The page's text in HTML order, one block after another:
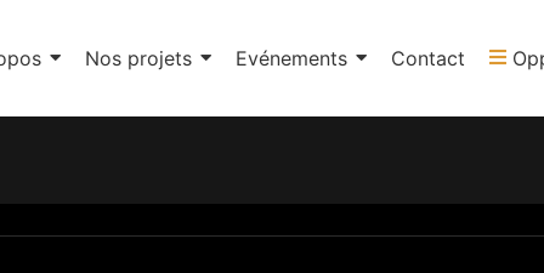
Nos projets Evénements Contact